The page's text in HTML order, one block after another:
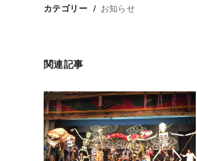
カテゴリー お知らせ
関連記事